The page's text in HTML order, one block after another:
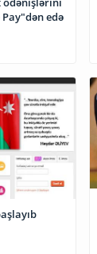
edə